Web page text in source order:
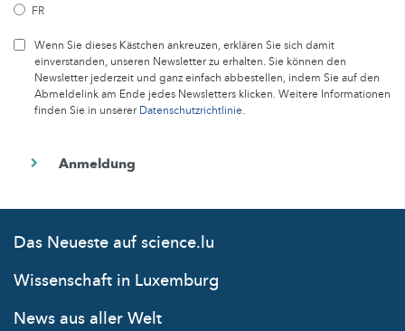
FR
Wenn Sie dieses Kästchen ankreuzen, erklären Sie sich damit
einverstanden, unseren Newsletter zu erhalten. Sie können den
Newsletter jederzeit und ganz einfach abbestellen, indem Sie auf den
Abmeldelink am Ende jedes Newsletters klicken. Weitere Informationen
finden Sie in unsererDatenschutzrichtlinie.
Das Neueste auf science.lu
Wissenschaft in Luxemburg
News aus aller Welt